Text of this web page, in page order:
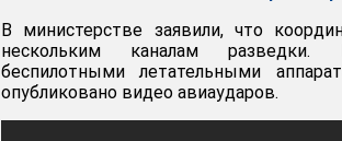
В министерстве заявили, что
нескольким каналам разведки.
беспилотными летательными
опубликовано видео авиаударов.